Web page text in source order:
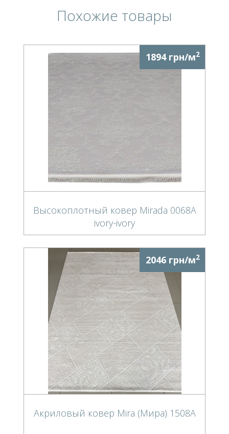
Похожие товары
1894 грн/м2
Высокоплотный ковер Mirada 0068A
ivory-ivory
2046 грн/м2
Акриловый ковер Mira (Мира) 1508A